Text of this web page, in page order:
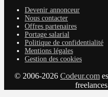
Devenir annonceur
Nous contacter
Offres partenaires
Portage salarial
Politique de confidentialité
Mentions légales
Gestion des cookies
© 2006-2026 Codeur.com